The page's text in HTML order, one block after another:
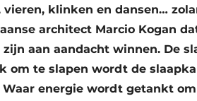
vieren, klinken en dansen…
architect Marcio Kogan
aan aandacht winnen. De
om te slapen wordt de
energie wordt getankt